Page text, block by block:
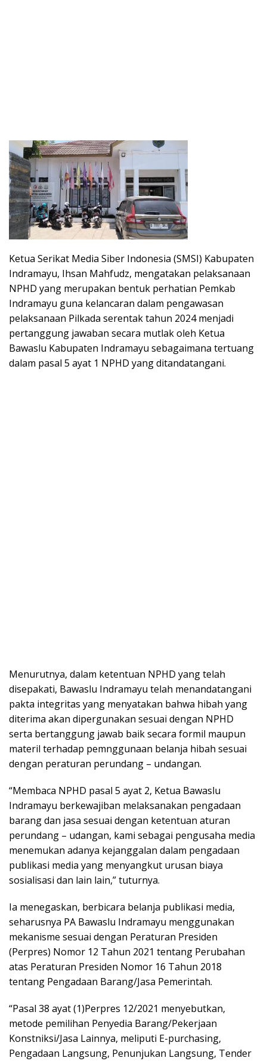
Ketua Serikat Media Siber Indonesia (SMSI) Kabupaten
Indramayu, Ihsan Mahfudz, mengatakan pelaksanaan
NPHD yang merupakan bentuk perhatian Pemkab
Indramayu guna kelancaran dalam pengawasan
pelaksanaan Pilkada serentak tahun 2024 menjadi
pertanggung jawaban secara mutlak oleh Ketua
Bawaslu Kabupaten Indramayu sebagaimana tertuang
dalam pasal 5 ayat 1 NPHD yang ditandatangani.
Menurutnya, dalam ketentuan NPHD yang telah
disepakati, Bawaslu Indramayu telah menandatangani
pakta integritas yang menyatakan bahwa hibah yang
diterima akan dipergunakan sesuai dengan NPHD
serta bertanggung jawab baik secara formil maupun
materil terhadap pemnggunaan belanja hibah sesuai
dengan peraturan perundang – undangan.
“Membaca NPHD pasal 5 ayat 2, Ketua Bawaslu
Indramayu berkewajiban melaksanakan pengadaan
barang dan jasa sesuai dengan ketentuan aturan
perundang – udangan, kami sebagai pengusaha media
menemukan adanya kejanggalan dalam pengadaan
publikasi media yang menyangkut urusan biaya
sosialisasi dan lain lain,” tuturnya.
Ia menegaskan, berbicara belanja publikasi media,
seharusnya PA Bawaslu Indramayu menggunakan
mekanisme sesuai dengan Peraturan Presiden
(Perpres) Nomor 12 Tahun 2021 tentang Perubahan
atas Peraturan Presiden Nomor 16 Tahun 2018
tentang Pengadaan Barang/Jasa Pemerintah.
“Pasal 38 ayat (1)Perpres 12/2021 menyebutkan,
metode pemilihan Penyedia Barang/Pekerjaan
Konstniksi/Jasa Lainnya, meliputi E-purchasing,
Pengadaan Langsung, Penunjukan Langsung, Tender